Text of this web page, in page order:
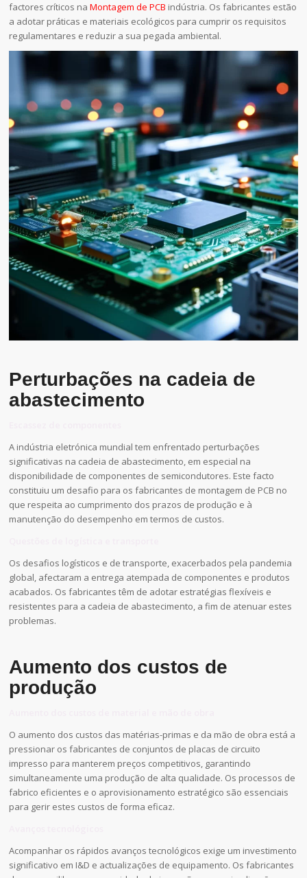
factores críticos naMontagem de PCB indústria. Os fabricantes estão
a adotar práticas e materiais ecológicos para cumprir os requisitos
regulamentares e reduzir a sua pegada ambiental.
Perturbações na cadeia de
abastecimento
A indústria eletrónica mundial tem enfrentado perturbações
significativas na cadeia de abastecimento, em especial na
disponibilidade de componentes de semicondutores. Este facto
constituiu um desafio para os fabricantes de montagem de PCB no
que respeita ao cumprimento dos prazos de produção e à
manutenção do desempenho em termos de custos.
Os desafios logísticos e de transporte, exacerbados pela pandemia
global, afectaram a entrega atempada de componentes e produtos
acabados. Os fabricantes têm de adotar estratégias flexíveis e
resistentes para a cadeia de abastecimento, a fim de atenuar estes
problemas.
Aumento dos custos de
produção
O aumento dos custos das matérias-primas e da mão de obra está a
pressionar os fabricantes de conjuntos de placas de circuito
impresso para manterem preços competitivos, garantindo
simultaneamente uma produção de alta qualidade. Os processos de
fabrico eficientes e o aprovisionamento estratégico são essenciais
para gerir estes custos de forma eficaz.
Acompanhar os rápidos avanços tecnológicos exige um investimento
significativo em I&D e actualizações de equipamento. Os fabricantes